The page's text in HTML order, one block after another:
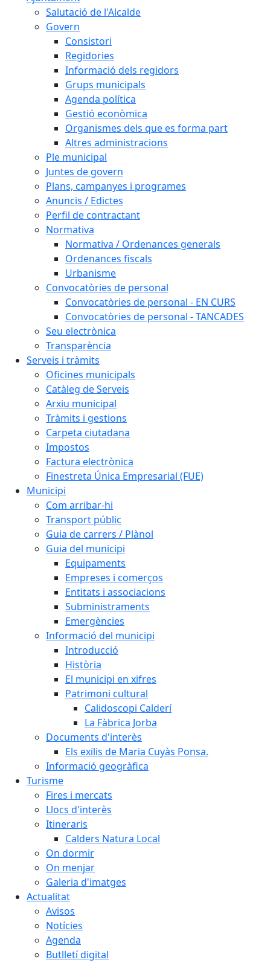
Salutació de l'Alcalde
Govern
Consistori
Regidories
Informació dels regidors
Grups municipals
Agenda política
Gestió econòmica
Organismes dels que es forma part
Altres administracions
Ple municipal
Juntes de govern
Plans, campanyes i programes
Anuncis / Edictes
Perfil de contractant
Normativa
Normativa / Ordenances generals
Ordenances fiscals
Urbanisme
Convocatòries de personal
Convocatòries de personal - EN CURS
Convocatòries de personal - TANCADES
Seu electrònica
Transparència
Serveis i tràmits
Oficines municipals
Catàleg de Serveis
Arxiu municipal
Tràmits i gestions
Carpeta ciutadana
Impostos
Factura electrònica
Finestreta Única Empresarial (FUE)
Municipi
Com arribar-hi
Transport públic
Guia de carrers / Plànol
Guia del municipi
Equipaments
Empreses i comerços
Entitats i associacions
Subministraments
Emergències
Informació del municipi
Introducció
Història
El municipi en xifres
Patrimoni cultural
Calidoscopi Calderí
La Fàbrica Jorba
Documents d'interès
Els exilis de Maria Cuyàs Ponsa.
Informació geogràfica
Turisme
Fires i mercats
Llocs d'interès
Itineraris
Calders Natura Local
On dormir
On menjar
Galeria d'imatges
Actualitat
Avisos
Notícies
Agenda
Butlletí digital